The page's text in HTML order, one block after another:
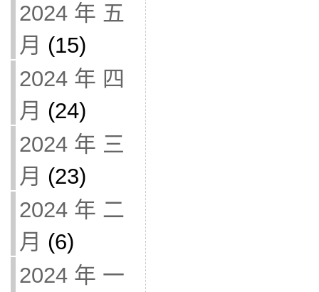
2024 年 五
月 (15)
2024 年 四
月 (24)
2024 年 三
月 (23)
2024 年 二
月 (6)
2024 年 一